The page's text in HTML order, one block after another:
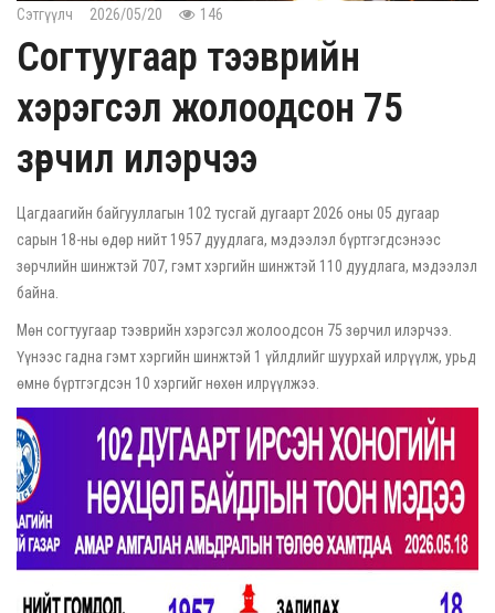
Сэтгүүлч 2026/05/20 146
Согтуугаар тээврийн
хэрэгсэл жолоодсон 75
зөрчил илэрчээ
Цагдаагийн байгууллагын 102 тусгай дугаарт 2026 оны 05 дугаар
сарын 18-ны өдөр нийт 1957 дуудлага, мэдээлэл бүртгэгдсэнээс
зөрчлийн шинжтэй 707, гэмт хэргийн шинжтэй 110 дуудлага, мэдээлэл
байна.
Мөн согтуугаар тээврийн хэрэгсэл жолоодсон 75 зөрчил илэрчээ.
Үүнээс гадна гэмт хэргийн шинжтэй 1 үйлдлийг шуурхай илрүүлж, урьд
өмнө бүртгэгдсэн 10 хэргийг нөхөн илрүүлжээ.